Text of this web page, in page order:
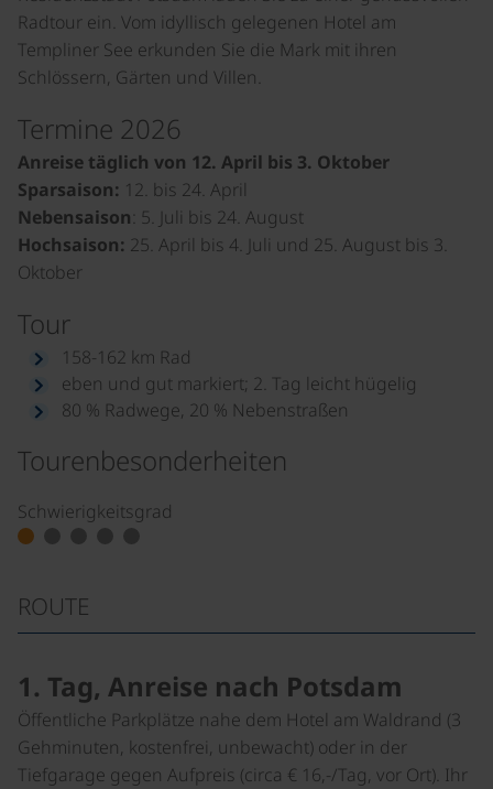
Radtour ein. Vom idyllisch gelegenen Hotel am
Templiner See erkunden Sie die Mark mit ihren
Schlössern, Gärten und Villen.
Termine 2026
Anreise täglich von 12. April bis 3. Oktober
Sparsaison: 12. bis 24. April
Nebensaison: 5. Juli bis 24. August
Hochsaison: 25. April bis 4. Juli und 25. August bis 3.
Oktober
Tour
158-162 km Rad
eben und gut markiert; 2. Tag leicht hügelig
80 % Radwege, 20 % Nebenstraßen
Tourenbesonderheiten
Schwierigkeitsgrad
ROUTE
1. Tag, Anreise nach Potsdam
Öffentliche Parkplätze nahe dem Hotel am Waldrand (3
Gehminuten, kostenfrei, unbewacht) oder in der
Tiefgarage gegen Aufpreis (circa € 16,-/Tag, vor Ort). Ihr